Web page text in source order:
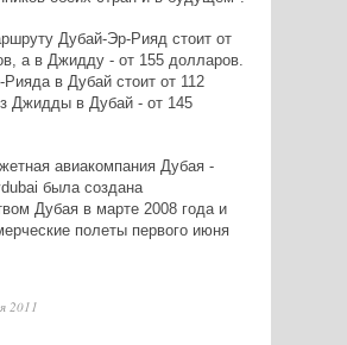
Дубай-Эр-Рияд стоит от
а в Джидду - от 155 долларов.
в Дубай стоит от 112
Джидды в Дубай - от 145
авиакомпания Дубая -
была создана
Дубая в марте 2008 года и
полеты первого июня
2011